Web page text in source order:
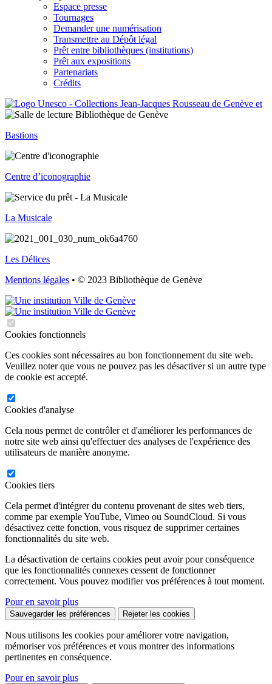
Espace presse
Tournages
Demander une numérisation
Transmettre au Dépôt légal
Prêt entre bibliothèques (institutions)
Prêt aux expositions
Partenariats
Crédits
Bastions
Centre d’iconographie
La Musicale
Les Délices
Mentions légales • © 2023 Bibliothèque de Genève
Cookies fonctionnels
Ces cookies sont nécessaires au bon fonctionnement du site web.
Veuillez noter que vous ne pouvez pas les désactiver si un autre type
de cookie est accepté.
Cookies d'analyse
Cela nous permet de contrôler et d'améliorer les performances de
notre site web ainsi qu'effectuer des analyses de l'expérience des
utilisateurs de manière anonyme.
Cookies tiers
Cela permet d'intégrer du contenu provenant de sites web tiers,
comme par exemple YouTube, Vimeo ou SoundCloud. Si vous
désactivez cette fonction, vous risquez de supprimer certaines
fonctionnalités du site web.
La désactivation de certains cookies peut avoir pour conséquence
que les fonctionnalités connexes cessent de fonctionner
correctement. Vous pouvez modifier vos préférences à tout moment.
Pour en savoir plus
Sauvegarder les préférences Rejeter les cookies
Nous utilisons les cookies pour améliorer votre navigation,
mémoriser vos préférences et vous montrer des informations
pertinentes en conséquence.
Pour en savoir plus